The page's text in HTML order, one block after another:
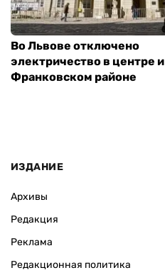
Во Львове отключено
электричество в центре и
Франковском районе
ИЗДАНИЕ
Архивы
Редакция
Реклама
Редакционная политика